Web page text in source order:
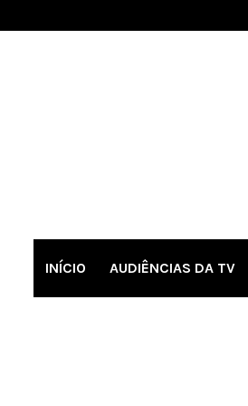
INÍCIO AUDIÊNCIAS DA TV